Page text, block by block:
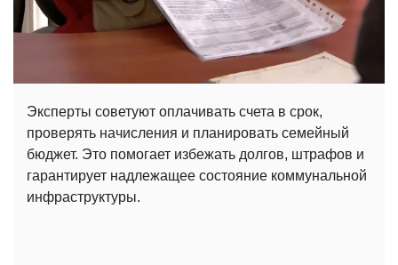
Эксперты советуют оплачивать счета в срок,
проверять начисления и планировать семейный
бюджет. Это помогает избежать долгов, штрафов и
гарантирует надлежащее состояние коммунальной
инфраструктуры.